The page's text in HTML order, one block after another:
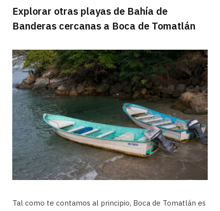
Explorar otras playas de Bahía de
Banderas cercanas a Boca de Tomatlán
Tal como te contamos al principio, Boca de Tomatlán es